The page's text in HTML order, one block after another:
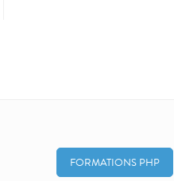
FORMATIONS PHP